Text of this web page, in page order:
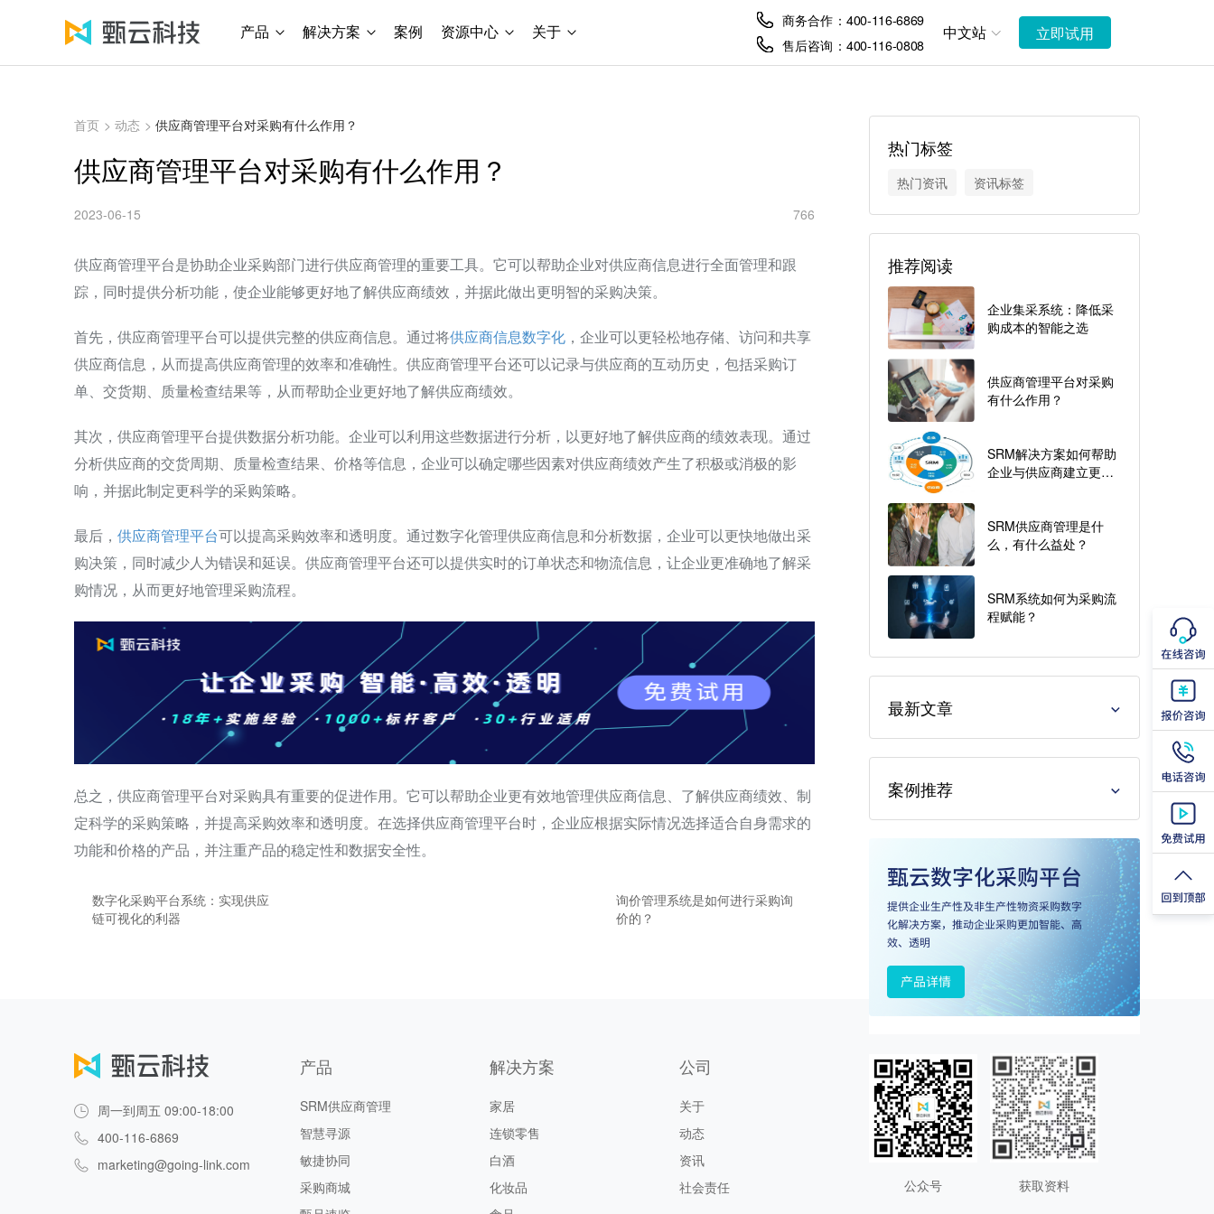
产品 解决方案 案例 资源中心 关于
商务合作：400-116-6869
售后咨询：400-116-0808
中文站 立即试用
首页 > 动态 > 供应商管理平台对采购有什么作用？
供应商管理平台对采购有什么作用？
2023-06-15 766
供应商管理平台是协助企业采购部门进行供应商管理的重要工具。它可以帮助企业对供应商信息进行全面管理和跟
踪，同时提供分析功能，使企业能够更好地了解供应商绩效，并据此做出更明智的采购决策。
首先，供应商管理平台可以提供完整的供应商信息。通过将供应商信息数字化 ，企业可以更轻松地存储、访问和共享
供应商信息，从而提高供应商管理的效率和准确性。供应商管理平台还可以记录与供应商的互动历史，包括采购订
单、交货期、质量检查结果等，从而帮助企业更好地了解供应商绩效。
其次，供应商管理平台提供数据分析功能。企业可以利用这些数据进行分析，以更好地了解供应商的绩效表现。通过
分析供应商的交货周期、质量检查结果、价格等信息，企业可以确定哪些因素对供应商绩效产生了积极或消极的影
响，并据此制定更科学的采购策略。
最后， 供应商管理平台可以提高采购效率和透明度。通过数字化管理供应商信息和分析数据，企业可以更快地做出采
购决策，同时减少人为错误和延误。供应商管理平台还可以提供实时的订单状态和物流信息，让企业更准确地了解采
购情况，从而更好地管理采购流程。
总之，供应商管理平台对采购具有重要的促进作用。它可以帮助企业更有效地管理供应商信息、了解供应商绩效、制
定科学的采购策略，并提高采购效率和透明度。在选择供应商管理平台时，企业应根据实际情况选择适合自身需求的
功能和价格的产品，并注重产品的稳定性和数据安全性。
数字化采购平台系统：实现供应
链可视化的利器
询价管理系统是如何进行采购询
价的？
热门标签
热门资讯 资讯标签
推荐阅读
企业集采系统：降低采
购成本的智能之选
供应商管理平台对采购
有什么作用？
SRM解决方案如何帮助
企业与供应商建立更紧
SRM供应商管理是什
么，有什么益处？
SRM系统如何为采购流
程赋能？
最新文章
案例推荐
周一到周五 09:00-18:00
400-116-6869
marketing@going-link.com
产品
SRM供应商管理
智慧寻源
敏捷协同
采购商城
解决方案
家居
连锁零售
白酒
化妆品
公司
关于
动态
资讯
社会责任
公众号 获取资料